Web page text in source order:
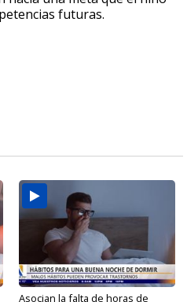
futuras.
Asocian la falta de horas de